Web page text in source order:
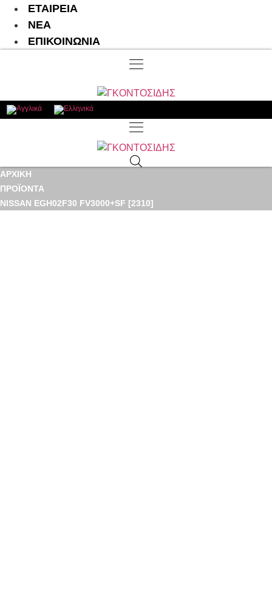
ΕΤΑΙΡΕΙΑ
ΝΕΑ
ΕΠΙΚΟΙΝΩΝΙΑ
ΑΡΧΙΚΉ
ΠΡΟΪΌΝΤΑ
NISSAN EGH02F30 FV3000+SF [2310]